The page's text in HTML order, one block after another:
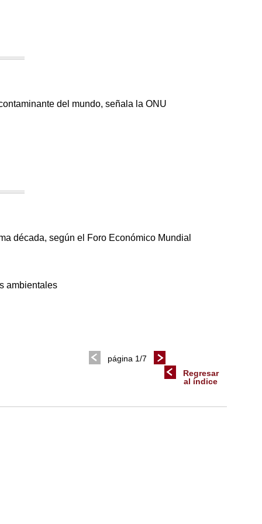
del mundo, señala la ONU
década, según el Foro Económico Mundial
ambientales
página 1/7
Regresar
al índice